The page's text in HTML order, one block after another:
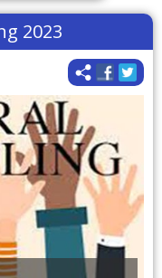
2023